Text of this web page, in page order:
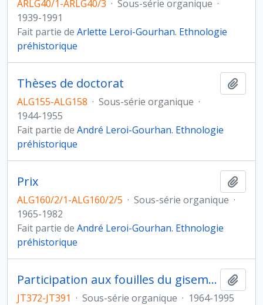
ARLG40/1-ARLG40/3 · Sous-série organique ·
1939-1991
Fait partie de Arlette Leroi-Gourhan. Ethnologie
préhistorique
Thèses de doctorat
ALG155-ALG158 · Sous-série organique ·
1944-1955
Fait partie de André Leroi-Gourhan. Ethnologie
préhistorique
Prix
ALG160/2/1-ALG160/2/5 · Sous-série organique ·
1965-1982
Fait partie de André Leroi-Gourhan. Ethnologie
préhistorique
Participation aux fouilles du gisement de Djebel Irhoud (Maroc)
JT372-JT391 · Sous-série organique · 1964-1995